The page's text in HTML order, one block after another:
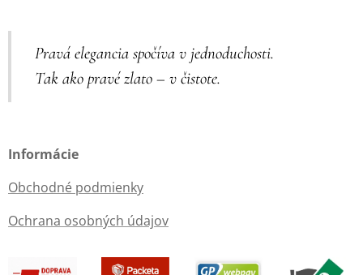
Pravá elegancia spočíva v jednoduchosti.
Tak ako pravé zlato – v čistote.
Informácie
Obchodné podmienky
Ochrana osobných údajov